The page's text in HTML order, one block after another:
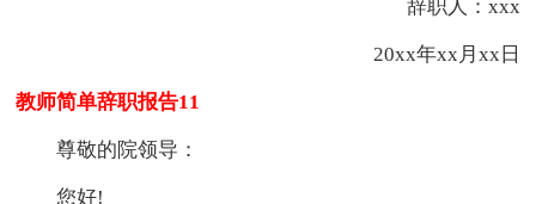
辞职人：xxx
20xx年xx月xx日
教师简单辞职报告11
尊敬的院领导：
您好!